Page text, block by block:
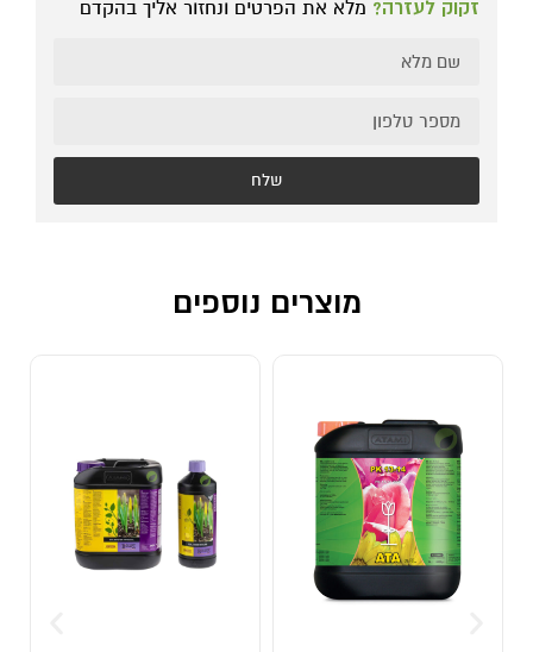
זקוק לעזרה? מלא את הפרטים ונחזור אליך בהקדם
שלח
מוצרים נוספים